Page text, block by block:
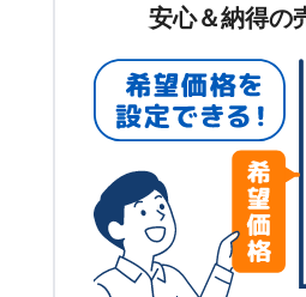
安心＆納得の